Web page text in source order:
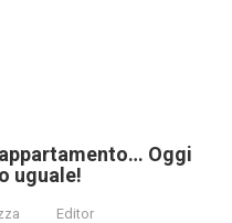
Oggi
uguale!
Editor